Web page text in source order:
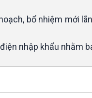
bổ nhiệm mới
nhập khẩu nhằm